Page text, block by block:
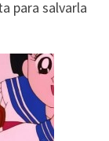
para salvarla